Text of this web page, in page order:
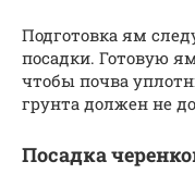
Подготовка ям
посадки. Готовую
чтобы почва
грунта должен не
Посадка